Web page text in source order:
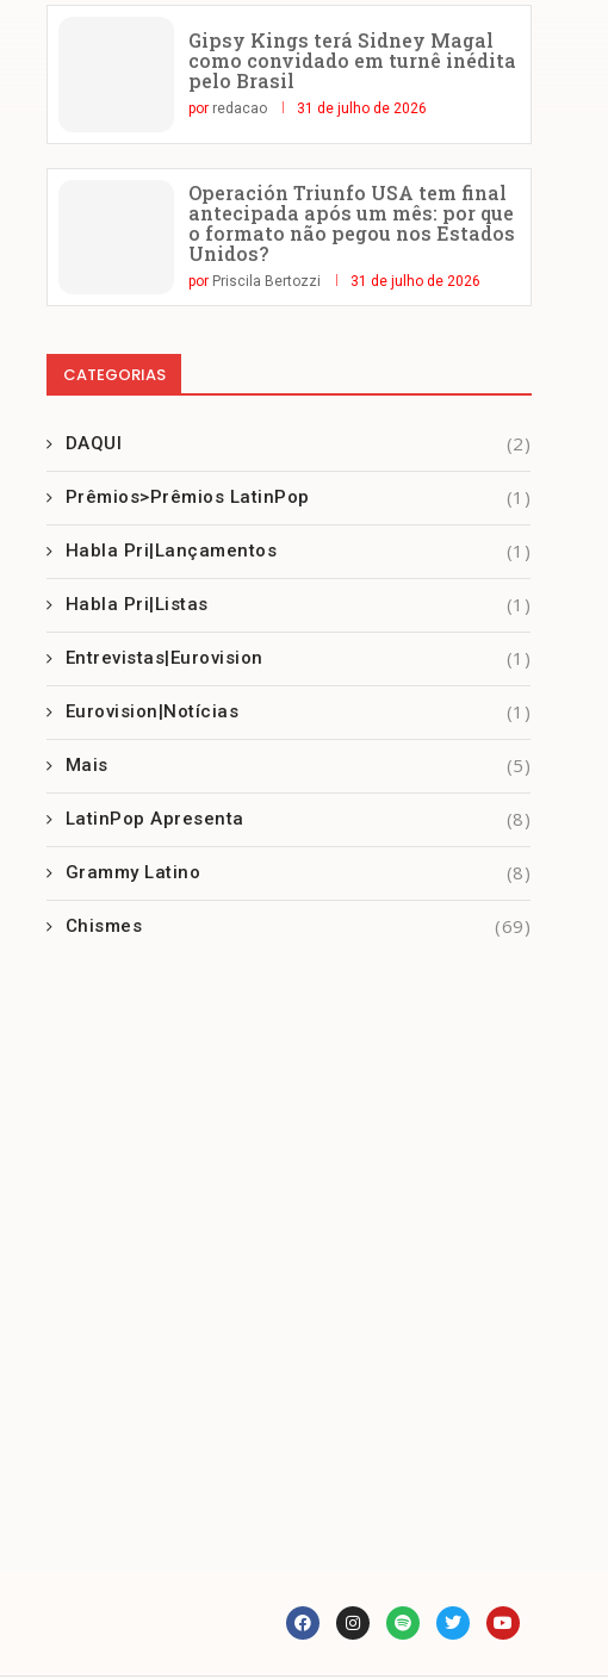
Gipsy Kings terá Sidney Magal
como convidado em turnê inédita
pelo Brasil
por redacao 31 de julho de 2026
Operación Triunfo USA tem final
antecipada após um mês: por que
o formato não pegou nos Estados
Unidos?
por Priscila Bertozzi 31 de julho de 2026
CATEGORIAS
DAQUI (2)
Prêmios>Prêmios LatinPop (1)
Habla Pri|Lançamentos (1)
Habla Pri|Listas (1)
Entrevistas|Eurovision (1)
Eurovision|Notícias (1)
Mais (5)
LatinPop Apresenta (8)
Grammy Latino (8)
Chismes (69)